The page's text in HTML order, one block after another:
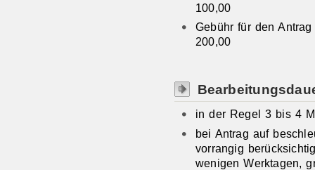
100,00
Gebühr für den
200,00
in der Regel 3 bis 4
bei Antrag auf
vorrangig
wenigen Werktagen,